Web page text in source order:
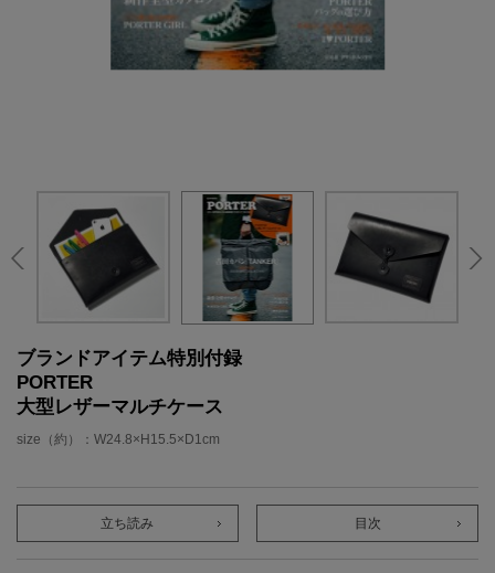
ブランドアイテム特別付録
PORTER
大型レザーマルチケース
size（約）：W24.8×H15.5×D1cm
立ち読み 目次